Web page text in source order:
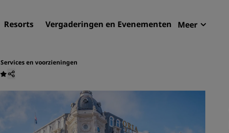
Resorts Vergaderingen en Evenementen Meer
Resorts
Serviceappartementen
Services en voorzieningen